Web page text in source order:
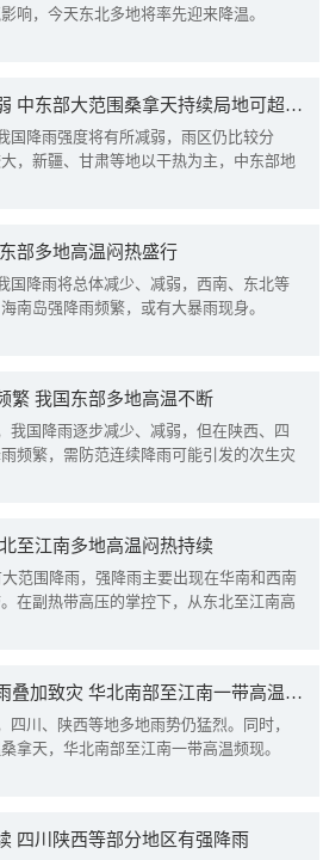
响，今天东北多地将率先迎来降温。
我国降雨强度进一步减弱 中东部大范围桑拿天持续局地可超38℃
国降雨强度将有所减弱，雨区仍比较分
，新疆、甘肃等地以干热为主，中东部地
部多地高温闷热盛行
国降雨将总体减少、减弱，西南、东北等
南岛强降雨频繁，或有大暴雨现身。
繁 我国东部多地高温不断
我国降雨逐步减少、减弱，但在陕西、四
频繁，需防范连续降雨可能引发的次生灾
至江南多地高温闷热持续
范围降雨，强降雨主要出现在华南和西南
在副热带高压的掌控下，从东北至江南高
四川陕西等地需警惕降雨叠加致灾 华北南部至江南一带高温频现
四川、陕西等地多地雨势仍猛烈。同时，
拿天，华北南部至江南一带高温频现。
四川陕西等部分地区有强降雨